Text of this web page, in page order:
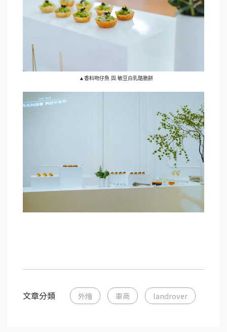
▲香料吻仔魚 與 敏豆白乳酪脆餅
文章分類 外燴 車商 landrover